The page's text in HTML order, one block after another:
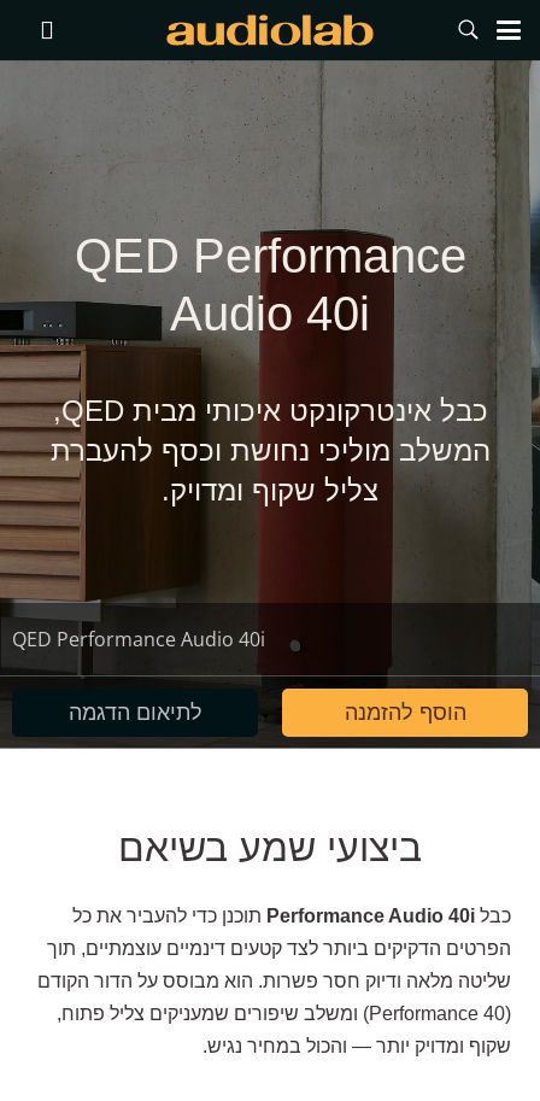
QED Performance
Audio 40i
כבל אינטרקונקט איכותי מבית QED,
המשלב מוליכי נחושת וכסף להעברת
צליל שקוף ומדויק.
QED Performance Audio 40i
הוסף להזמנה לתיאום הדגמה
ביצועי שמע בשיאם
כבל Performance Audio 40i תוכנן כדי להעביר את כל
הפרטים הדקיקים ביותר לצד קטעים דינמיים עוצמתיים, תוך
שליטה מלאה ודיוק חסר פשרות. הוא מבוסס על הדור הקודם
(Performance 40) ומשלב שיפורים שמעניקים צליל פתוח,
שקוף ומדויק יותר — והכול במחיר נגיש.